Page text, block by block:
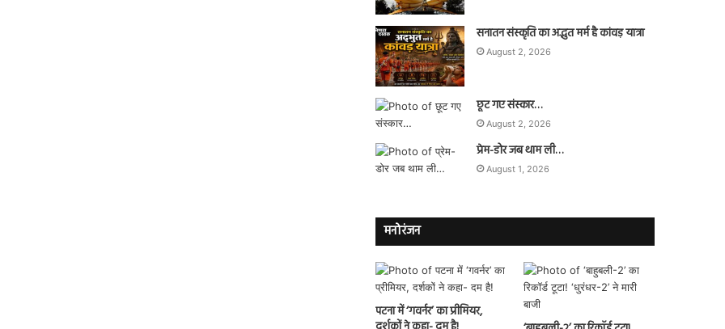
सनातन संस्कृति का अद्भुत मर्म है कांवड़ यात्रा
August 2, 2026
छूट गए संस्कार…
August 2, 2026
प्रेम-डोर जब थाम ली…
August 1, 2026
मनोरंजन
पटना में ‘गवर्नर’ का प्रीमियर,